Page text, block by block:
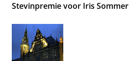
Stevinpremie voor Iris Sommer